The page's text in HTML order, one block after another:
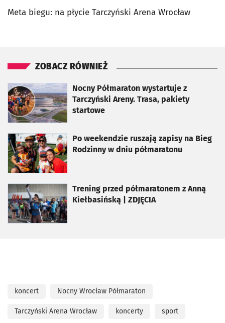
Meta biegu: na płycie Tarczyński Arena Wrocław
ZOBACZ RÓWNIEŻ
Nocny Półmaraton wystartuje z
Tarczyński Areny. Trasa, pakiety
startowe
otworzy się w nowej karcie
Po weekendzie ruszają zapisy na Bieg
Rodzinny w dniu półmaratonu
otworzy się w nowej karcie
Trening przed półmaratonem z Anną
Kiełbasińską | ZDJĘCIA
otworzy się w nowej karcie
koncert Nocny Wrocław Półmaraton
Tarczyński Arena Wrocław koncerty sport